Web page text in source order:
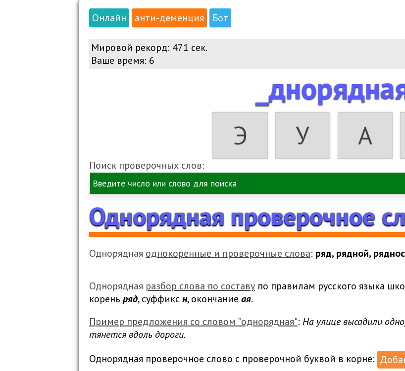
Онлайн анти-деменция Бот
Мировой рекорд: 471 сек.
Ваше время: 6
Э У А
Поиск проверочных слов:
Однорядная проверочное
Однорядная однокоренные и проверочные слова: ряд, рядной,
Однорядная разбор слова по составу по правилам русского языка
корень ряд, суффиксн, окончание ая.
Пример предложения со словом "однорядная": На улице высадили
тянется вдоль дороги.
Однорядная проверочное слово с проверочной буквой в корне: